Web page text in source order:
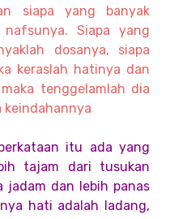
siapa yang banyak
Siapa yang
dosanya, siapa
keraslah hatinya dan
tenggelamlah dia
keindahannya
itu ada yang
tajam dari tusukan
jadam dan lebih panas
hati adalah ladang,